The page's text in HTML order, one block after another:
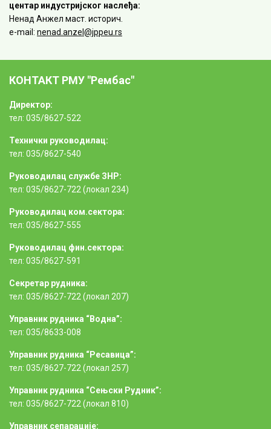
центар индустријског наслеђа:
Ненад Анжел маст. историч.
e-mail: nenad.anzel@jppeu.rs
КОНТАКТ РМУ "Рембас"
Директор:
тел: 035/8627-522
Технички руководилац:
тел: 035/8627-540
Руководилац службе ЗНР:
тел: 035/8627-722 (локал 234)
Руководилац ком.сектора:
тел: 035/8627-555
Руководилац фин.сектора:
тел: 035/8627-591
Секретар рудника:
тел: 035/8627-722 (локал 207)
Управник рудника “Водна”:
тел: 035/8633-008
Управник рудника “Ресавица”:
тел: 035/8627-722 (локал 257)
Управник рудника “Сењски Рудник”:
тел: 035/8627-722 (локал 810)
Управник сепарације: